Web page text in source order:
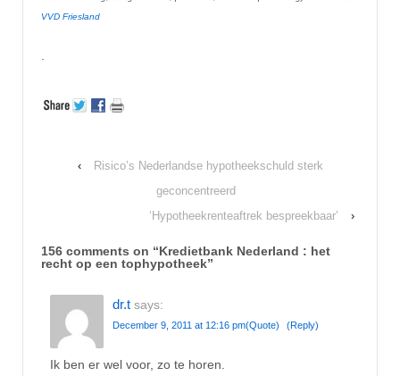
VVD Friesland
‹
Risico’s Nederlandse hypotheekschuld sterk
geconcentreerd
‘Hypotheekrenteaftrek bespreekbaar’
›
156 comments on “Kredietbank Nederland : het
recht op een tophypotheek”
dr.t says:
December 9, 2011 at 12:16 pm(Quote) (Reply)
Ik ben er wel voor, zo te horen.